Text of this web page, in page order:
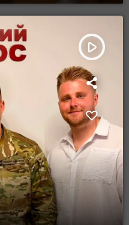
play_arrow